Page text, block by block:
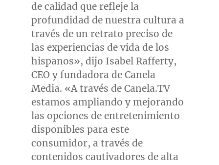
de calidad que refleje la
profundidad de nuestra cultura a
través de un retrato preciso de
las experiencias de vida de los
hispanos», dijo Isabel Rafferty,
CEO y fundadora de Canela
Media. «A través de Canela.TV
estamos ampliando y mejorando
las opciones de entretenimiento
disponibles para este
consumidor, a través de
contenidos cautivadores de alta